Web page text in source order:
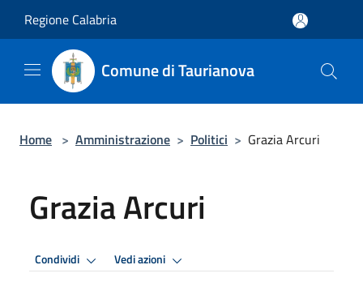
Regione Calabria
Comune di Taurianova
Home > Amministrazione > Politici > Grazia Arcuri
Grazia Arcuri
Condividi Vedi azioni